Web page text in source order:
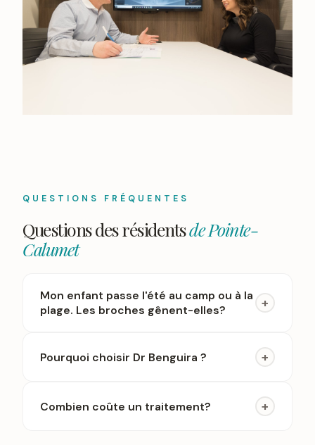
QUESTIONS FRÉQUENTES
Questions des résidentsde Pointe-
Calumet
Mon enfant passe l'été au camp ou à la
plage. Les broches gênent-elles?
+
Pourquoi choisir Dr Benguira ? +
Combien coûte un traitement? +